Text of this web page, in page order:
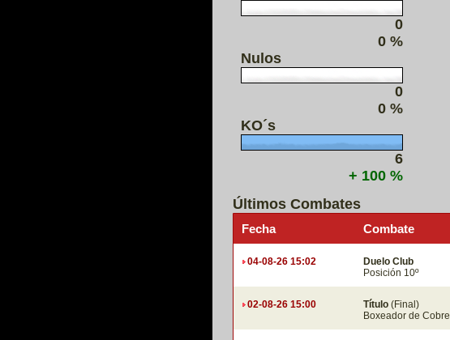
0
0 %
Nulos
0
0 %
KO´s
6
+ 100 %
Últimos Combates
Fecha Combate
04-08-26 15:02
Duelo Club
Posición 10º
02-08-26 15:00 Título (Final)
Boxeador de Cobre